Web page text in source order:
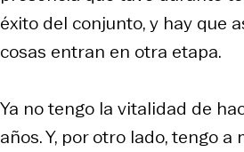
éxito del conjunto, y hay que
cosas entran en otra etapa.
Ya no tengo la vitalidad de
años. Y, por otro lado, tengo